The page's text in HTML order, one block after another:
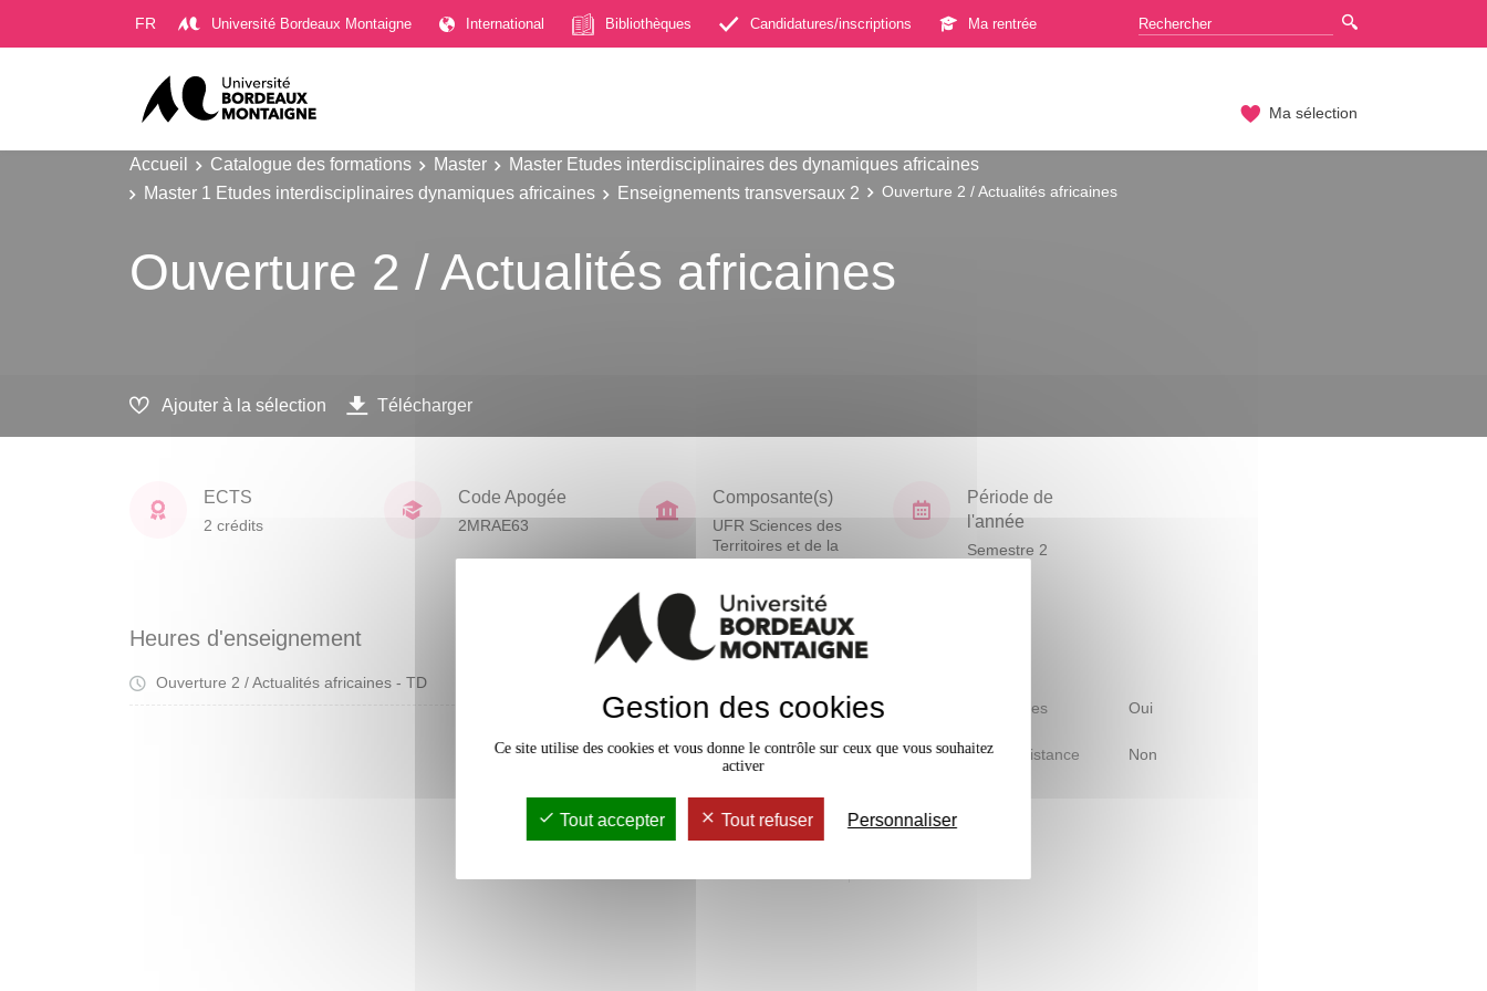
FR Université Bordeaux Montaigne International Bibliothèques Candidatures/inscriptions Ma rentrée
Ma sélection
Accueil Catalogue des formations Master
Master Etudes interdisciplinaires des dynamiques africaines
Master 1 Etudes interdisciplinaires dynamiques africaines
Enseignements transversaux 2 Ouverture 2 / Actualités africaines
Ouverture 2 / Actualités africaines
Ajouter à la sélection Télécharger
ECTS
2 crédits
Code Apogée
2MRAE63
Composante(s)
UFR Sciences des
Territoires et de la
Communication
Période de
l'année
Semestre 2
Heures d'enseignement
Ouverture 2 / Actualités africaines - TD
Mobilité d'études Oui
Accessible à distance Non
Gestion des cookies
Ce site utilise des cookies et vous donne le contrôle sur ceux que vous souhaitez
activer
Tout accepter Tout refuser Personnaliser